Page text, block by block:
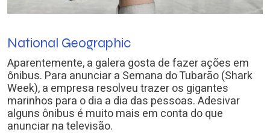
National Geographic
Aparentemente, a galera gosta de fazer ações em
ônibus. Para anunciar a Semana do Tubarão (Shark
Week), a empresa resolveu trazer os gigantes
marinhos para o dia a dia das pessoas. Adesivar
alguns ônibus é muito mais em conta do que
anunciar na televisão.